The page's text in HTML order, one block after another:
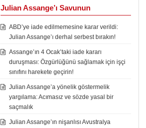
Julian Assange’ı Savunun
ABD’ye iade edilmemesine karar verildi:
Julian Assange’ı derhal serbest bırakın!
Assange’ın 4 Ocak’taki iade kararı
duruşması: Özgürlüğünü sağlamak için işçi
sınıfını harekete geçirin!
Julian Assange’a yönelik göstermelik
yargılama: Acımasız ve sözde yasal bir
saçmalık
Julian Assange’ın nişanlısı Avustralya